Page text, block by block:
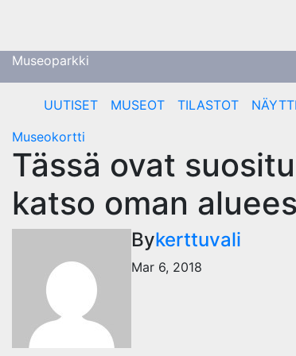
content
Museoparkki
UUTISET MUSEOT TILASTOT
Museokortti
Tässä ovat
katso oman
Bykerttuvali
Mar 6, 2018